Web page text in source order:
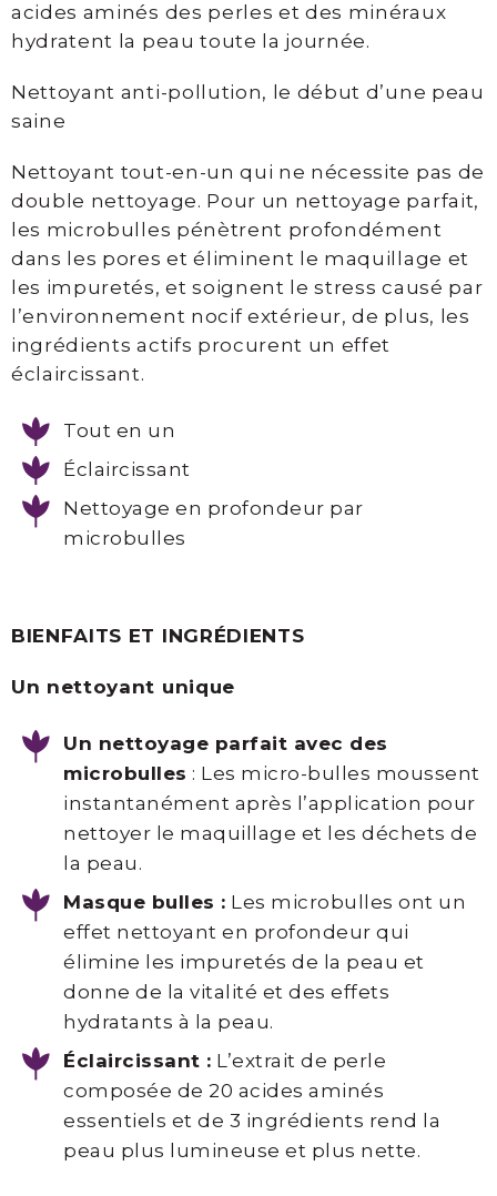
acides aminés des perles et des minéraux
hydratent la peau toute la journée.
Nettoyant anti-pollution, le début d’une peau
saine
Nettoyant tout-en-un qui ne nécessite pas de
double nettoyage. Pour un nettoyage parfait,
les microbulles pénètrent profondément
dans les pores et éliminent le maquillage et
les impuretés, et soignent le stress causé par
l’environnement nocif extérieur, de plus, les
ingrédients actifs procurent un effet
éclaircissant.
Tout en un
Éclaircissant
Nettoyage en profondeur par
microbulles
BIENFAITS ET INGRÉDIENTS
Un nettoyant unique
Un nettoyage parfait avec des
microbulles : Les micro-bulles moussent
instantanément après l’application pour
nettoyer le maquillage et les déchets de
la peau.
Masque bulles : Les microbulles ont un
effet nettoyant en profondeur qui
élimine les impuretés de la peau et
donne de la vitalité et des effets
hydratants à la peau.
Éclaircissant : L’extrait de perle
composée de 20 acides aminés
essentiels et de 3 ingrédients rend la
peau plus lumineuse et plus nette.
Soins
visage
Soin
Biocompatible
Soins
Thesera
Consultation
prise
en
charge
SOCIAL
Facebook
Infolettre
Point
Beauté
Esthétique
Spécialisée